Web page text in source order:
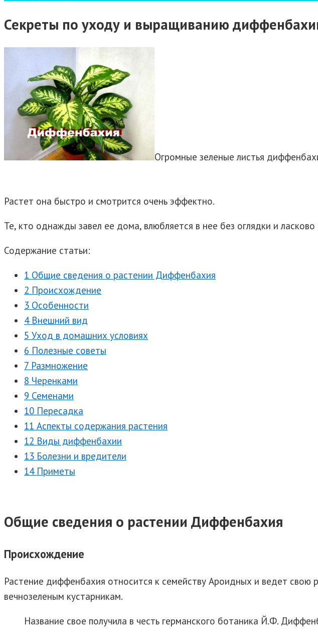
Секреты по уходу и выращиванию
Огромные зеленые листья
Растет она быстро и смотрится очень эффектно.
Те, кто однажды завел ее дома, влюбляется в нее без оглядки и
Содержание статьи:
1 Общие сведения о растении Диффенбахия
2 Происхождение
3 Особенности
4 Внешний вид
5 Уход в домашних условиях
6 Полезные советы
7 Размножение
8 Черенками
9 Семенами
10 Пересадка
11 Аспекты содержания растения
12 Виды диффенбахии
13 Болезни и вредители
14 Приметы
Общие сведения о растении Диффенбахия
Происхождение
Растение диффенбахия относится к семейству Ароидных и ведет
вечнозеленым кустарникам.
Название свое получила в честь германского ботаника Й.Ф.